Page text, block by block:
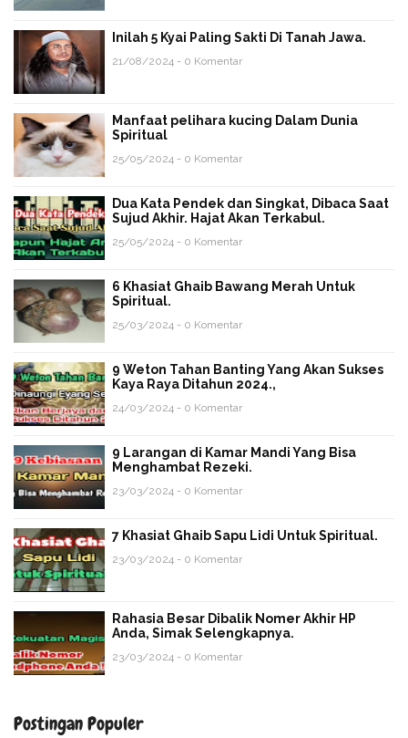
Inilah 5 Kyai Paling Sakti Di Tanah Jawa.
21/08/2024 - 0 Komentar
Manfaat pelihara kucing Dalam Dunia
Spiritual
25/05/2024 - 0 Komentar
Dua Kata Pendek dan Singkat, Dibaca Saat
Sujud Akhir. Hajat Akan Terkabul.
25/05/2024 - 0 Komentar
6 Khasiat Ghaib Bawang Merah Untuk
Spiritual.
25/03/2024 - 0 Komentar
9 Weton Tahan Banting Yang Akan Sukses
Kaya Raya Ditahun 2024.,
24/03/2024 - 0 Komentar
9 Larangan di Kamar Mandi Yang Bisa
Menghambat Rezeki.
23/03/2024 - 0 Komentar
7 Khasiat Ghaib Sapu Lidi Untuk Spiritual.
23/03/2024 - 0 Komentar
Rahasia Besar Dibalik Nomer Akhir HP
Anda, Simak Selengkapnya.
23/03/2024 - 0 Komentar
Postingan Populer